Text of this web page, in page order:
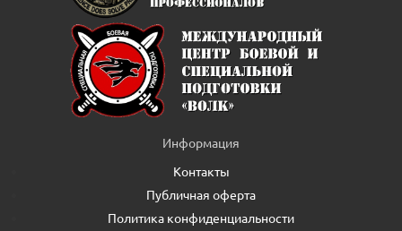
Информация
Контакты
Публичная оферта
Политика конфиденциальности